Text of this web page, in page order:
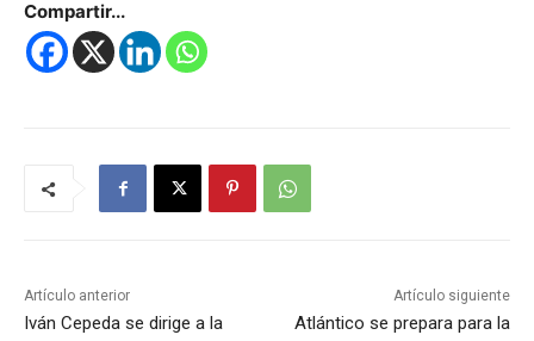
Compartir...
Artículo anterior
Iván Cepeda se dirige a la
Artículo siguiente
Atlántico se prepara para la